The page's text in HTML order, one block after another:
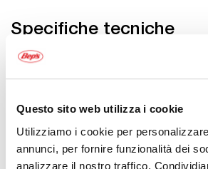
Questo sito web utilizza i cookie
Utilizziamo i cookie per
annunci, per fornire funzionalità dei
analizzare il nostro traffico.
Specifiche tecniche
Maggiori
Auto
Nero
1